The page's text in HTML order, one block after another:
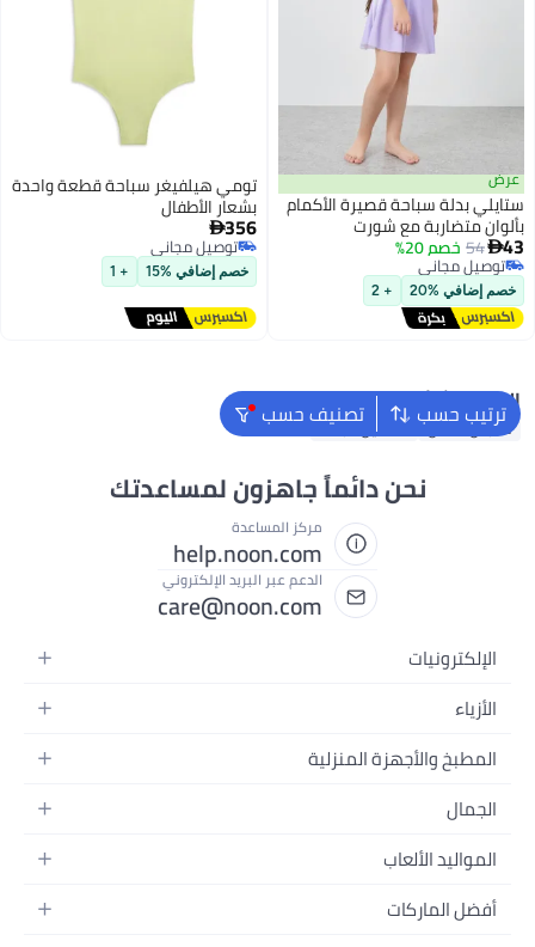
عرض
ستايلي بدلة سباحة قصيرة الأكمام
بألوان متضاربة مع شورت
43
54 خصم 20%
توصيل مجاني
توصيل مجاني
خصم إضافي %20 + 2
تومي هيلفيغر سباحة قطعة واحدة
بشعار الأطفال
356
توصيل مجاني
توصيل مجاني
خصم إضافي %15 + 1
ترتيب حسب تصنيف حسب البحث الشائع
ملابس اطفال فساتين للبنات
نحن دائماً جاهزون لمساعدتك
مركز المساعدة
help.noon.com
الدعم عبر البريد الإلكتروني
care@noon.com
الإلكترونيات
الهواتف المتحركة
أجهزة الكمبيوتر المحمولة
أجهزة الكمبيوتر المكتبية
سماعات الرأس
الكاميرات والصور وتسجيل الفيديو
الأزياء
أزياء نسائية
أزياء الأطفال
العطور
المجوهرات
المطبخ والأجهزة المنزلية
الأجهزة الكبيرة
أثاث غرفة النوم
التخزين
الجمال
العطور
العناية بالشعر
المواليد الألعاب
الرضاعة والتغذية
أفضل الماركات